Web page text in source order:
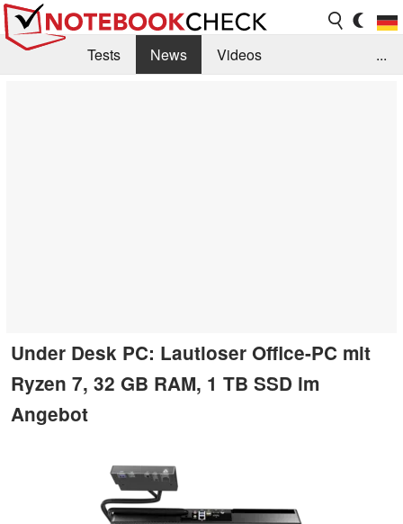
Tests News
Videos
...
Under Desk PC: Lautloser Office-PC mit
Ryzen 7, 32 GB RAM, 1 TB SSD im
Angebot